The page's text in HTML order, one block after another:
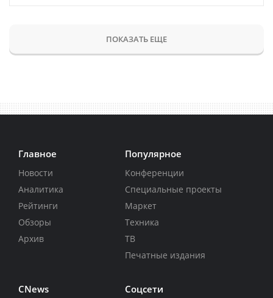
ПОКАЗАТЬ ЕЩЕ
Главное
Новости
Аналитика
Рейтинги
Обзоры
Архив
Популярное
Конференции
Специальные проекты
Маркет
Техника
ТВ
Печатные издания
CNews Соцсети